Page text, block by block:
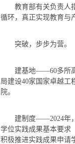
教育部有关负责人指
循环，真正实现教育与
突破，步步为营。
建基地——60多所高
局建设40家国家卓越工
院。
建制度——2024年，
学位实践成果基本要求
积极推进实践成果申请